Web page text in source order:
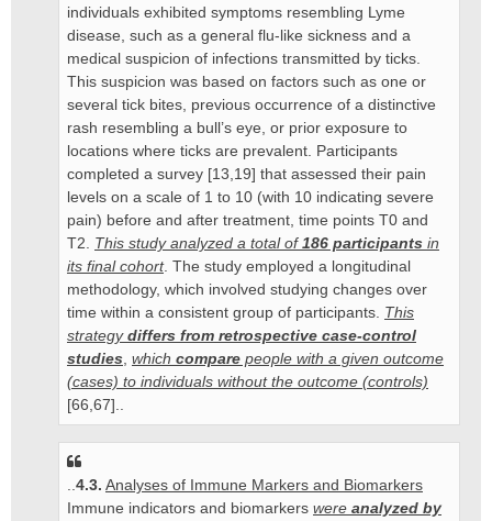
individuals exhibited symptoms resembling Lyme
disease, such as a general flu-like sickness and a
medical suspicion of infections transmitted by ticks.
This suspicion was based on factors such as one or
several tick bites, previous occurrence of a distinctive
rash resembling a bull’s eye, or prior exposure to
locations where ticks are prevalent. Participants
completed a survey [13,19] that assessed their pain
levels on a scale of 1 to 10 (with 10 indicating severe
pain) before and after treatment, time points T0 and
T2. This study analyzed a total of186 participants in
its final cohort. The study employed a longitudinal
methodology, which involved studying changes over
time within a consistent group of participants. This
strategydiffers from retrospective case-control
studies which compare people with a given outcome
(cases) to individuals without the outcome (controls)
[66,67]..
4.3. Analyses of Immune Markers and Biomarkers
Immune indicators and biomarkers were analyzed by